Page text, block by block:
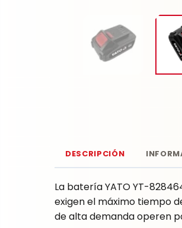
DESCRIPCIÓN
La batería YATO YT-
exigen el máximo tiempo
de alta demanda operen